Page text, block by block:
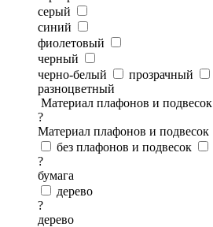
серый
синий
фиолетовый
черный
черно-белый
прозрачный
разноцветный
Материал плафонов и подвесок
?
Материал плафонов и подвесок
без плафонов и подвесок
?
бумага
дерево
?
дерево